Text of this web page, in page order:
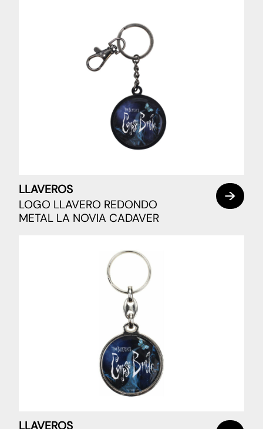
LLAVEROS
LOGO LLAVERO REDONDO
METAL LA NOVIA CADAVER
LLAVEROS